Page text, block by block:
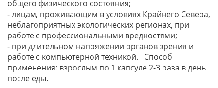
общего физического состояния;
- лицам, проживающим в условиях Крайнего Севера,
неблагоприятных экологических регионах, при
работе с профессиональными вредностями;
- при длительном напряжении органов зрения и
работе с компьютерной техникой. Способ
применения: взрослым по 1 капсуле 2-3 раза в день
после еды.